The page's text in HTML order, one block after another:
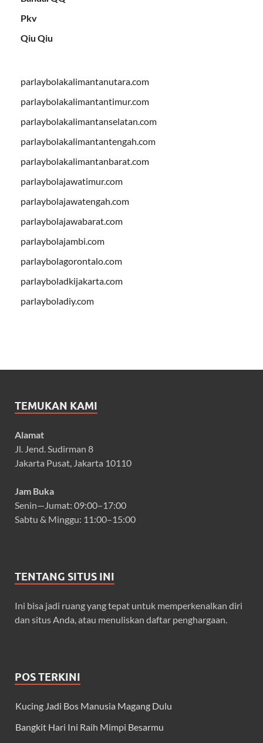
Pkv
Qiu Qiu
parlaybolakalimantanutara.com
parlaybolakalimantantimur.com
parlaybolakalimantanselatan.com
parlaybolakalimantantengah.com
parlaybolakalimantanbarat.com
parlaybolajawatimur.com
parlaybolajawatengah.com
parlaybolajawabarat.com
parlaybolajambi.com
parlaybolagorontalo.com
parlayboladkijakarta.com
parlayboladiy.com
TEMUKAN KAMI
Alamat
Jl. Jend. Sudirman 8
Jakarta Pusat, Jakarta 10110
Jam Buka
Senin—Jumat: 09:00–17:00
Sabtu & Minggu: 11:00–15:00
TENTANG SITUS INI
Ini bisa jadi ruang yang tepat untuk memperkenalkan diri
dan situs Anda, atau menuliskan daftar penghargaan.
POS TERKINI
Kucing Jadi Bos Manusia Magang Dulu
Bangkit Hari Ini Raih Mimpi Besarmu